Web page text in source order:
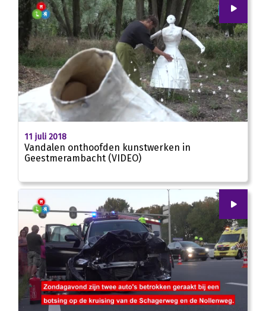
00:00
11 juli 2018
Vandalen onthoofden kunstwerken in
Geestmerambacht (VIDEO)
00:00